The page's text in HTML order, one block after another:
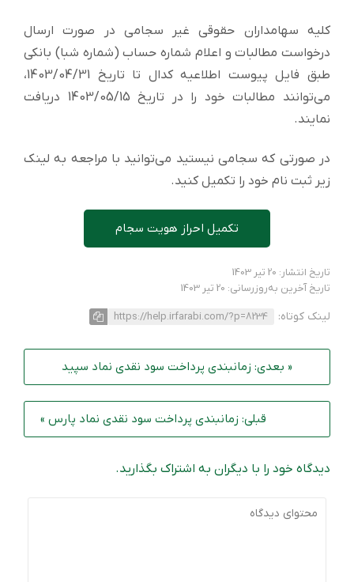
کلیه سهامداران حقوقی غیر سجامی در صورت ارسال
درخواست مطالبات و اعلام شماره حساب (شماره شبا) بانکی
طبق فایل پیوست اطلاعیه کدال تا تاریخ 1403/04/31،
می‌توانند مطالبات خود را در تاریخ 1403/05/15 دریافت
نمایند.
در صورتی که سجامی نیستید می‌توانید با مراجعه به لینک
زیر ثبت نام خود را تکمیل کنید.
تکمیل احراز هویت سجام
تاریخ انتشار: 20 تیر 1403
تاریخ آخرین به‌روزرسانی: 20 تیر 1403
لینک کوتاه: https://help.irfarabi.com/?p=8234
« بعدی: زمانبندی پرداخت سود نقدی نماد سپید
قبلی: زمانبندی پرداخت سود نقدی نماد پارس »
دیدگاه خود را با دیگران به اشتراک بگذارید.